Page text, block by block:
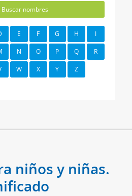
Buscar nombres
E F G H I
N O P Q R
W X Y Z
niños y niñas.